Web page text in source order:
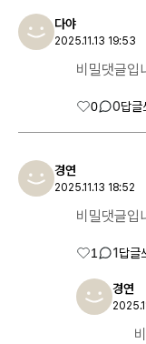
다야
2025.11.13 19:53
비밀댓글입
0 0답글
경연
2025.11.13 18:52
비밀댓글입
1 1 답글
경연